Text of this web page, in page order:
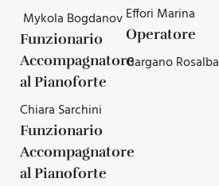
Mykola Bogdanov
Funzionario
Accompagnatore
al Pianoforte
Chiara Sarchini
Funzionario
Accompagnatore
al Pianoforte
Effori Marina
Operatore
Gargano Rosalba